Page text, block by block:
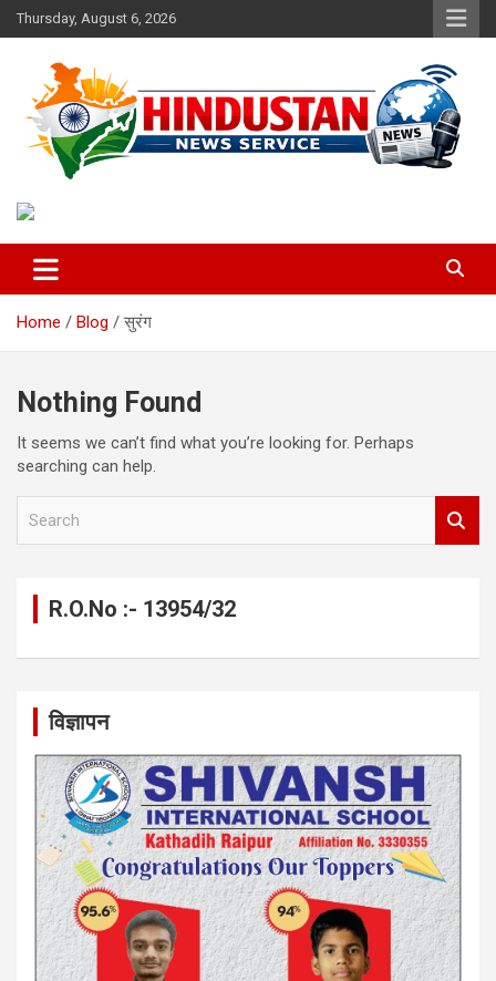
Skip
to
Thursday, August 6, 2026
Hindustan News Service
Home Blog सुरंग
Nothing Found
It seems we can’t find what you’re looking for. Perhaps
searching can help.
R.O.No :- 13954/32
विज्ञापन